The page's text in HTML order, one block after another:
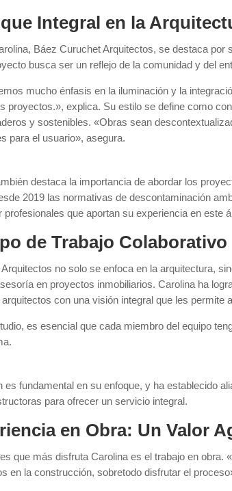
Integral en la
Báez Curuchet Arquitectos, se destaca por
busca ser un reflejo de la comunidad y del
mucho énfasis en la iluminación y la
proyectos.», explica. Su estilo se define como
y sostenibles. «Obras sean
para el usuario», asegura.
destaca la importancia de abordar los
2019 las normativas de descontaminación
profesionales que aportan su experiencia en este
de Trabajo Colaborativo
no solo se enfoca en la arquitectura,
en proyectos inmobiliarios. Carolina ha
con una visión integral que les permite
es esencial que cada miembro del equipo
es fundamental en su enfoque, y ha establecido
para ofrecer un servicio integral.
en Obra: Un Valor
que más disfruta Carolina es el trabajo en obra.
en la construcción, sobretodo disfrutar el